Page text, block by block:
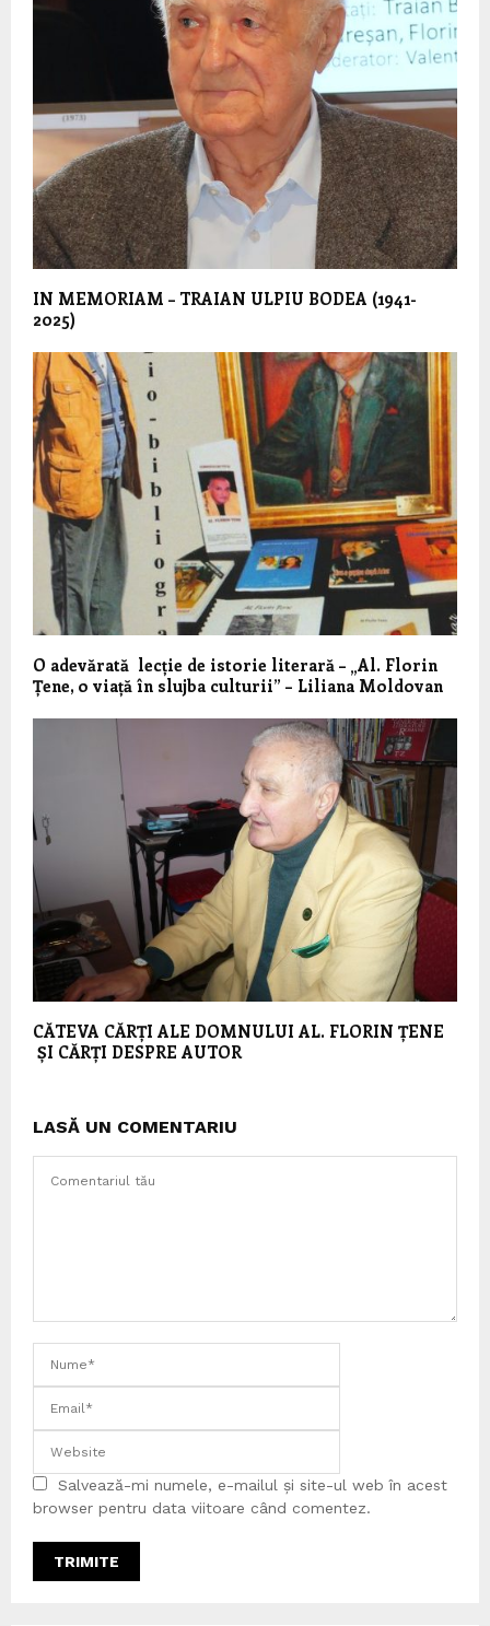
IN MEMORIAM – TRAIAN ULPIU BODEA (1941-
2025)
O adevărată lecție de istorie literară – „Al. Florin
Țene, o viață în slujba culturii” – Liliana Moldovan
CĂTEVA CĂRȚI ALE DOMNULUI AL. FLORIN ȚENE
ȘI CĂRȚI DESPRE AUTOR
LASĂ UN COMENTARIU
Salvează-mi numele, e-mailul și site-ul web în acest
browser pentru data viitoare când comentez.